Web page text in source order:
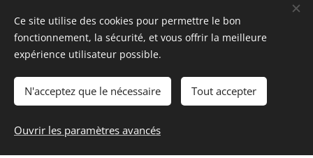
https://www.lessecretsdecoco.fr
Les secrets de Coco
Ce site utilise des cookies pour permettre le bon
fonctionnement, la sécurité, et vous offrir la meilleure
expérience utilisateur possible.
N'acceptez que le nécessaire Tout accepter
Ouvrir les paramètres avancés